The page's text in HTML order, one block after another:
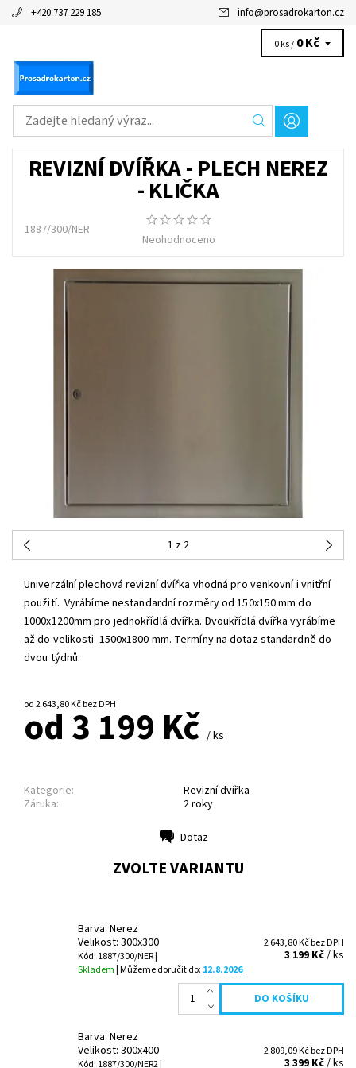
+420 737 229 185 info@prosadrokarton.cz
0 ks / 0 Kč
REVIZNÍ DVÍŘKA - PLECH NEREZ
- KLIČKA
1887/300/NER
Neohodnoceno
1 z 2
Univerzální plechová revizní dvířka vhodná pro venkovní i vnitřní
použití. Vyrábíme nestandardní rozměry od 150x150 mm do
1000x1200mm pro jednokřídlá dvířka. Dvoukřídlá dvířka vyrábíme
až do velikosti 1500x1800 mm. Termíny na dotaz standardně do
dvou týdnů.
od 2 643,80 Kč bez DPH
od 3 199 Kč / ks
Kategorie:
Revizní dvířka
Záruka:
2 roky
Dotaz
ZVOLTE VARIANTU
Barva: Nerez
Velikost: 300x300
Kód: 1887/300/NER |
Skladem| Můžeme doručit do: 12.8.2026
2 643,80 Kč bez DPH
3 199 Kč/ ks
Barva: Nerez
Velikost: 300x400
Kód: 1887/300/NER2 |
2 809,09 Kč bez DPH
3 399 Kč/ ks